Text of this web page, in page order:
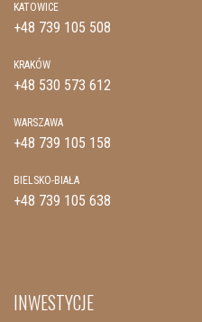
KATOWICE
+48 739 105 508
KRAKÓW
+48 530 573 612
WARSZAWA
+48 739 105 158
BIELSKO-BIAŁA
+48 739 105 638
INWESTYCJE